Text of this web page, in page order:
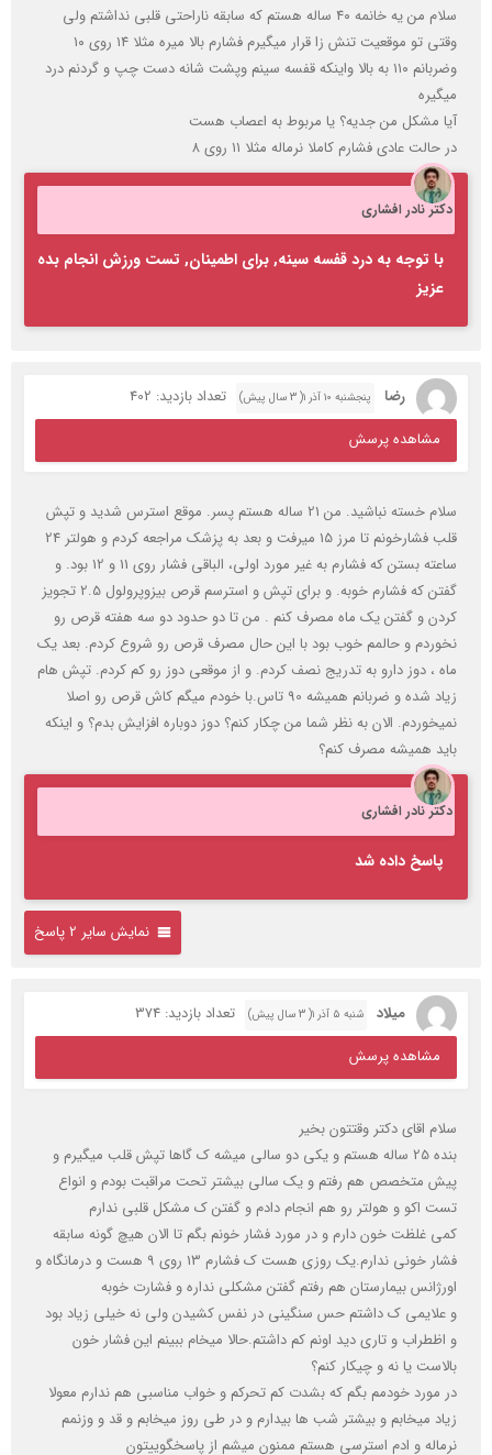
سلام من یه خانمه ۴۰ ساله هستم که سابقه ناراحتی قلبی نداشتم ولی
وقتی تو موقعیت تنش زا قرار میگیرم فشارم بالا میره مثلا ۱۴ روی ۱۰
وضربانم ۱۱۰ به بالا واینکه قفسه سینم وپشت شانه دست چپ و گردنم درد
میگیره
آیا مشکل من جدیه؟ یا مربوط به اعصاب هست
در حالت عادی فشارم کاملا نرماله مثلا ۱۱ روی ۸
دکتر نادر افشاری
با توجه به درد قفسه سینه, برای اطمینان, تست ورزش انجام بده
عزیز
رضا پنجشنبه ۱۰ آذر ۱( 3 سال پیش)
تعداد بازدید: 402
مشاهده پرسش
سلام خسته نباشید. من 21 ساله هستم پسر. موقع استرس شدید و تپش
قلب فشارخونم تا مرز 15 میرفت و بعد به پزشک مراجعه کردم و هولتر 24
ساعته بستن که فشارم به غیر مورد اولی، الباقی فشار روی 11 و 12 بود. و
گفتن که فشارم خوبه. و برای تپش و استرسم قرص بیزوپرولول 2.5 تجویز
کردن و گفتن یک ماه مصرف کنم . من تا دو حدود دو سه هفته قرص رو
نخوردم و حالمم خوب بود با این حال مصرف قرص رو شروع کردم. بعد یک
ماه ، دوز دارو به تدریج نصف کردم. و از موقعی دوز رو کم کردم. تپش هام
زیاد شده و ضربانم همیشه 90 تاس.با خودم میگم کاش قرص رو اصلا
نمیخوردم. الان به نظر شما من چکار کنم؟ دوز دوباره افزایش بدم؟ و اینکه
باید همیشه مصرف کنم؟
دکتر نادر افشاری
پاسخ داده شد
نمایش سایر 2 پاسخ
میلاد شنبه ۵ آذر ۱( 3 سال پیش)
تعداد بازدید: 374
مشاهده پرسش
سلام اقای دکتر وقتتون بخیر
بنده 25 ساله هستم و یکی دو سالی میشه ک گاها تپش قلب میگیرم و
پیش متخصص هم رفتم و یک سالی بیشتر تحت مراقبت بودم و انواع
تست اکو و هولتر رو هم انجام دادم و گفتن ک مشکل قلبی ندارم
کمی غلظت خون دارم و در مورد فشار خونم بگم تا الان هیچ گونه سابقه
فشار خونی ندارم.یک روزی هست ک فشارم 13 روی 9 هست و درمانگاه و
اورژانس بیمارستان هم رفتم گفتن مشکلی نداره و فشارت خوبه
و علایمی ک داشتم حس سنگینی در نفس کشیدن ولی نه خیلی زیاد بود
و اظطراب و تاری دید اونم کم داشتم.حالا میخام ببینم این فشار خون
بالاست یا نه و چیکار کنم؟
در مورد خودمم بگم که بشدت کم تحرکم و خواب مناسبی هم ندارم معولا
زیاد میخابم و بیشتر شب ها بیدارم و در طی روز میخابم و قد و وزنمم
نرماله و ادم استرسی هستم ممنون میشم از پاسخگوییتون